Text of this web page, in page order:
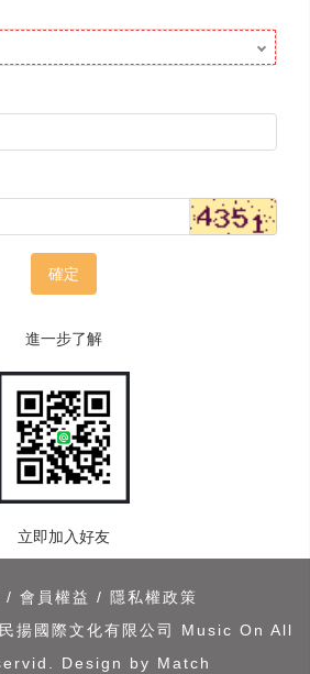
確定
進一步了解
立即加入好友
/ 會員權益 /
隱私權政策
國際文化有限公司 Music On All
Design by Match